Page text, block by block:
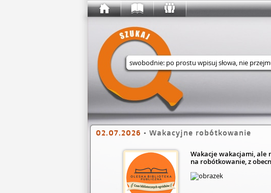
Wyszukaj w serwisie
02.07.2026 • Wakacyjne robótkowanie
Wakacje wakacjami, ale
na robótkowanie, z